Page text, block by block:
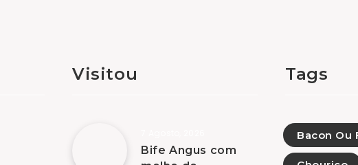
Visitou
Bife Angus com
Tags
Bacon Ou